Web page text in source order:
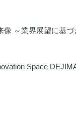
像 ～業界展望に基
Space